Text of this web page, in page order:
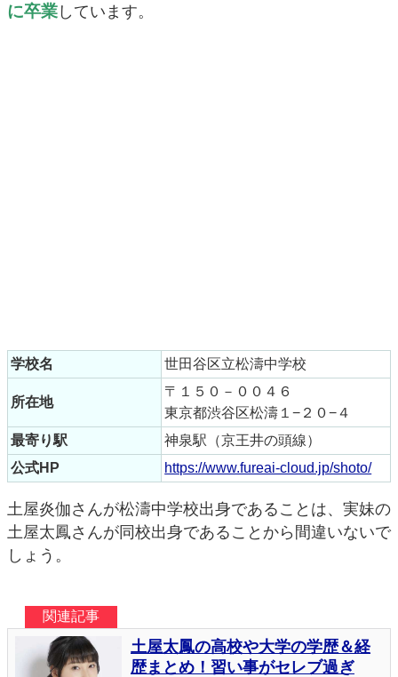
に卒業 しています。
学校名 世田谷区立松濤中学校
所在地
〒１５０－００４６
東京都渋谷区松濤１−２０−４
最寄り駅
神泉駅（京王井の頭線）
公式HP
https://www.fureai-cloud.jp/shoto/
土屋炎伽さんが松濤中学校出身であることは、実妹の
土屋太鳳さんが同校出身であることから間違いないで
しょう。